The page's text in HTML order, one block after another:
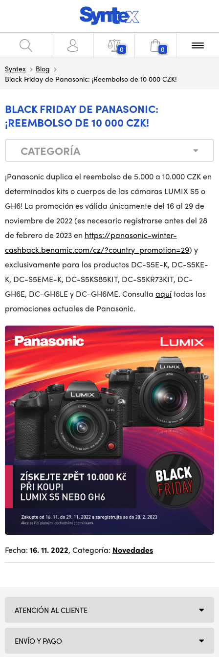
0 0
Syntex
Blog
Black Friday de Panasonic: ¡Reembolso de 10 000 CZK!
BLACK FRIDAY DE PANASONIC:
¡REEMBOLSO DE 10 000 CZK!
CATEGORÍA
¡Panasonic duplica el reembolso de 5.000 a 10.000 CZK en
determinados kits o cuerpos de las cámaras LUMIX S5 o
GH6! La promoción es válida únicamente del 16 al 29 de
noviembre de 2022 (es necesario registrarse antes del 28
de febrero de 2023 en https://panasonic-winter-
cashback.benamic.com/cz/?country_promotion=29) y
exclusivamente para los productos DC-S5E-K, DC-S5KE-
K, DC-S5EME-K, DC-S5KS85KIT, DC-S5KR73KIT, DC-
GH6E, DC-GH6LE y DC-GH6ME. Consulta aquítodas las
promociones actuales de Panasonic.
Fecha: 16. 11. 2022, Categoría: Novedades
ATENCIÓN AL CLIENTE
ENVÍO Y PAGO